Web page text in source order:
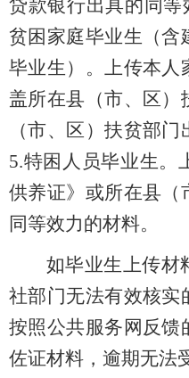
贷款银行出具的同
贫困家庭毕业生（含
毕业生）。上传本人
盖所在县（市、区）
（市、区）扶贫部
5.特困人员毕业生。
供养证》或所在县（
同等效力的材料。
如毕业生上传材
社部门无法有效核实
按照公共服务网反馈
佐证材料，逾期无法